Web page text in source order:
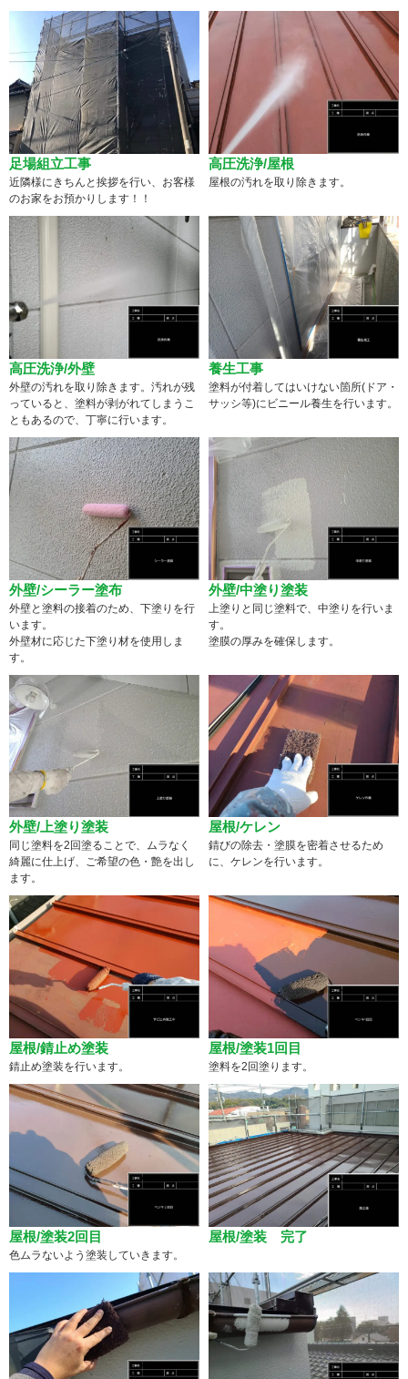
足場組立工事
近隣様にきちんと挨拶を行い、お客様
のお家をお預かりします！！
高圧洗浄/屋根
屋根の汚れを取り除きます。
高圧洗浄/外壁
外壁の汚れを取り除きます。汚れが残
っていると、塗料が剥がれてしまうこ
ともあるので、丁寧に行います。
養生工事
塗料が付着してはいけない箇所(ドア・
サッシ等)にビニール養生を行います。
外壁/シーラー塗布
外壁と塗料の接着のため、下塗りを行
います。
外壁材に応じた下塗り材を使用しま
す。
外壁/中塗り塗装
上塗りと同じ塗料で、中塗りを行いま
す。
塗膜の厚みを確保します。
外壁/上塗り塗装
同じ塗料を2回塗ることで、ムラなく
綺麗に仕上げ、ご希望の色・艶を出し
ます。
屋根/ケレン
錆びの除去・塗膜を密着させるため
に、ケレンを行います。
屋根/錆止め塗装
錆止め塗装を行います。
屋根/塗装1回目
塗料を2回塗ります。
屋根/塗装2回目
色ムラないよう塗装していきます。
屋根/塗装 完了